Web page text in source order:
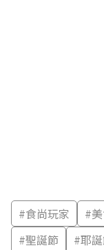
#食尚玩家 #
#聖誕節 #耶